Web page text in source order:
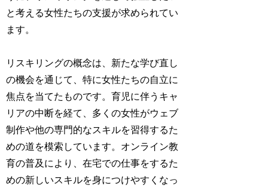
と考える女性たちの支援が求められてい
ます。
リスキリングの概念は、新たな学び直し
の機会を通じて、特に女性たちの自立に
焦点を当てたものです。育児に伴うキャ
リアの中断を経て、多くの女性がウェブ
制作や他の専門的なスキルを習得するた
めの道を模索しています。オンライン教
育の普及により、在宅での仕事をするた
めの新しいスキルを身につけやすくなっ